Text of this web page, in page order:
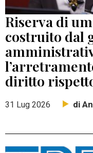
Riserva di
costruito dal
diritto
31 Lug 2026 di